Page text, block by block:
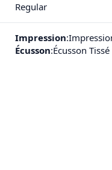
Regular
Impression:
Écusson:Écusson